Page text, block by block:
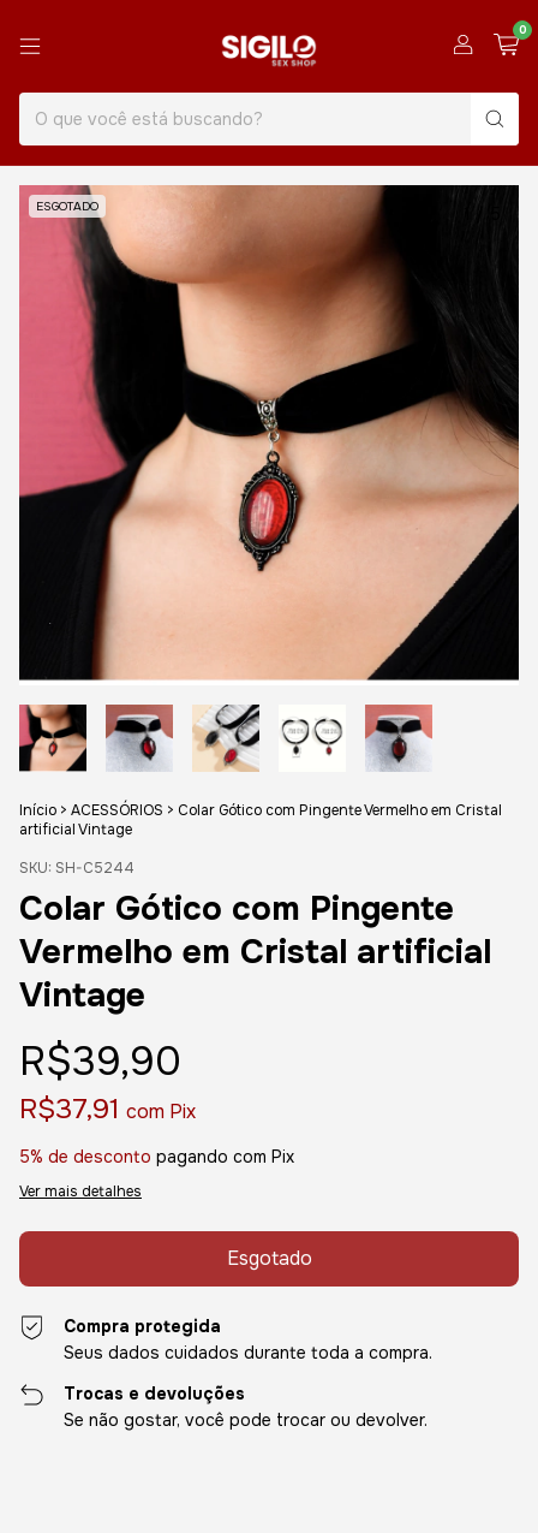
0
ESGOTADO
Início > ACESSÓRIOS > Colar Gótico com Pingente Vermelho em Cristal
artificial Vintage
SKU: SH-C5244
Colar Gótico com Pingente
Vermelho em Cristal artificial
Vintage
R$39,90
R$37,91 com Pix
5% de desconto pagando com Pix
Ver mais detalhes
Compra protegida
Seus dados cuidados durante toda a compra.
Trocas e devoluções
Se não gostar, você pode trocar ou devolver.